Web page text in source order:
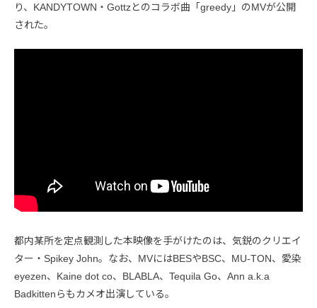
り、KANDYTOWN・Gottzとのコラボ曲「greedy」のMVが公開
された。
都内某所を定点観測した本映像を手がけたのは、気鋭のクリエイ
ター・Spikey John。なお、MVにはBESやBSC、MU-TON、愛染
eyezen、Kaine dot co、BLABLA、Tequila Go、Ann a.k.a
Badkittenらもカメオ出演している。